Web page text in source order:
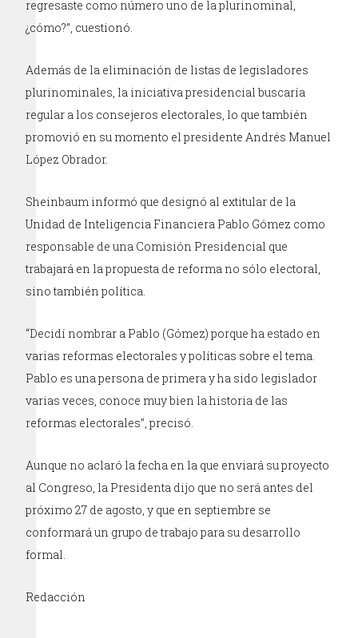
regresaste como número uno de la plurinominal,
¿cómo?”, cuestionó.
Además de la eliminación de listas de legisladores
plurinominales, la iniciativa presidencial buscaría
regular a los consejeros electorales, lo que también
promovió en su momento el presidente Andrés Manuel
López Obrador.
Sheinbaum informó que designó al extitular de la
Unidad de Inteligencia Financiera Pablo Gómez como
responsable de una Comisión Presidencial que
trabajará en la propuesta de reforma no sólo electoral,
sino también política.
“Decidí nombrar a Pablo (Gómez) porque ha estado en
varias reformas electorales y políticas sobre el tema.
Pablo es una persona de primera y ha sido legislador
varias veces, conoce muy bien la historia de las
reformas electorales”, precisó.
Aunque no aclaró la fecha en la que enviará su proyecto
al Congreso, la Presidenta dijo que no será antes del
próximo 27 de agosto, y que en septiembre se
conformará un grupo de trabajo para su desarrollo
formal.
Redacción